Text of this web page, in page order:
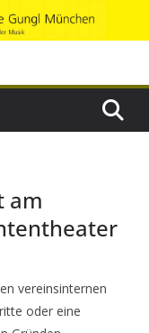
am
vereinsinternen
oder eine